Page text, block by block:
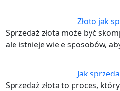
Złoto jak
Sprzedaż złota może być
ale istnieje wiele sposobów,
Jak
Sprzedaż złota to proces,